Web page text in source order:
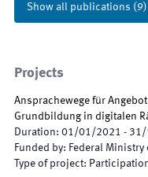
Show all publications (9)
Projects
Ansprachewege für
Grundbildung in digitalen
Duration: 01/01/2021 - 31/
Funded by: Federal Ministry
Type of project: